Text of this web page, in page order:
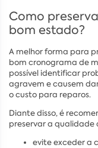
Como
bom estado?
A melhor forma para
bom cronograma de
possível identificar
agravem e causem
o custo para reparos.
Diante disso, é
preservar a qualidade
evite exceder a